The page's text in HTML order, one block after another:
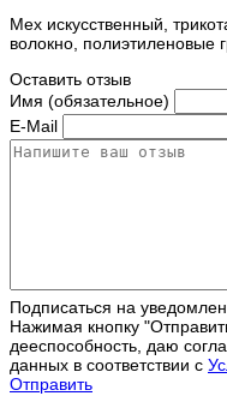
Мех искусственный,
волокно, полиэтиленовые
Оставить отзыв
Имя (обязательное)
E-Mail
Подписаться на
Нажимая кнопку
дееспособность, даю
данных в соответствии с
Отправить